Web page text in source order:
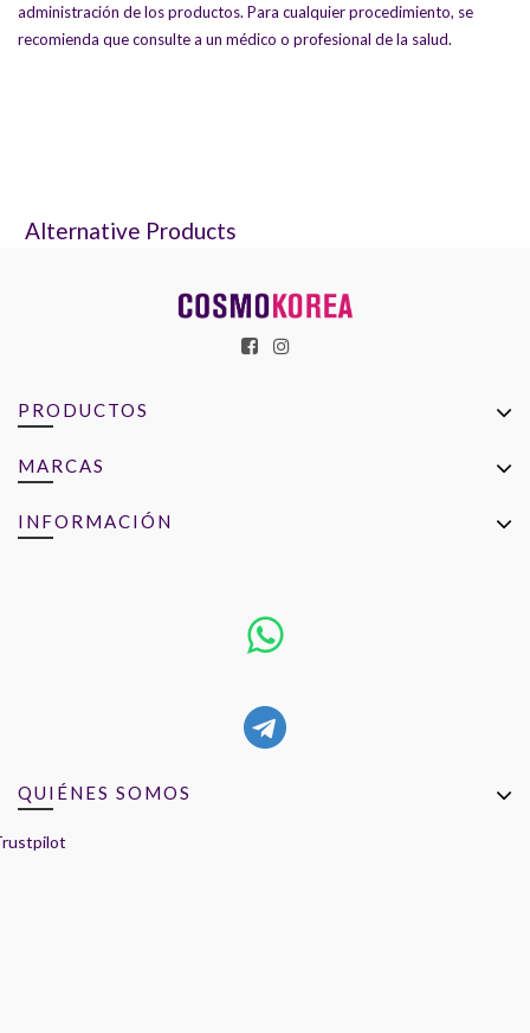
administración de los productos. Para cualquier procedimiento, se
recomienda que consulte a un médico o profesional de la salud.
Alternative Products
PRODUCTOS
MARCAS
INFORMACIÓN
QUIÉNES SOMOS